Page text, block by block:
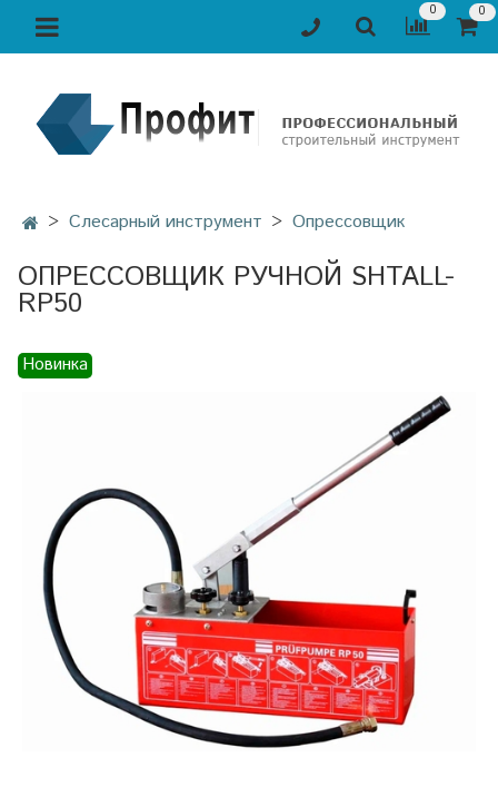
0 0
Слесарный инструмент Опрессовщик
ОПРЕССОВЩИК РУЧНОЙ SHTALL-
RP50
Новинка